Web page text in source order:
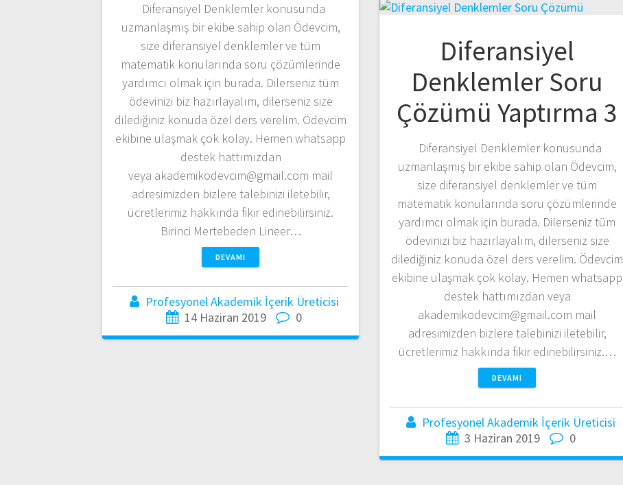
Diferansiyel Denklemler konusunda
uzmanlaşmış bir ekibe sahip olan Ödevcim,
size diferansiyel denklemler ve tüm
matematik konularında soru çözümlerinde
yardımcı olmak için burada. Dilerseniz tüm
ödevinizi biz hazırlayalım, dilerseniz size
dilediğiniz konuda özel ders verelim. Ödevcim
ekibine ulaşmak çok kolay. Hemen whatsapp
destek hattımızdan
veya akademikodevcim@gmail.com mail
adresimizden bizlere talebinizi iletebilir,
ücretlerimiz hakkında fikir edinebilirsiniz.
Birinci Mertebeden Lineer…
DEVAMI
Profesyonel Akademik İçerik Üreticisi
14 Haziran 2019
0
Diferansiyel
Denklemler Soru
Çözümü Yaptırma 3
Diferansiyel Denklemler konusunda
uzmanlaşmış bir ekibe sahip olan Ödevcim,
size diferansiyel denklemler ve tüm
matematik konularında soru çözümlerinde
yardımcı olmak için burada. Dilerseniz tüm
ödevinizi biz hazırlayalım, dilerseniz size
dilediğiniz konuda özel ders verelim. Ödevcim
ekibine ulaşmak çok kolay. Hemen whatsapp
destek hattımızdan veya
akademikodevcim@gmail.com mail
adresimizden bizlere talebinizi iletebilir,
ücretlerimiz hakkında fikir edinebilirsiniz.…
DEVAMI
Profesyonel Akademik İçerik Üreticisi
3 Haziran 2019
0